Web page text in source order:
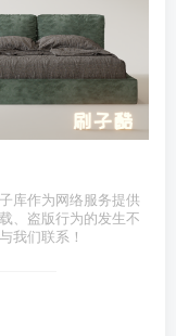
库作为网络服务提供
、盗版行为的发生不
我们联系！